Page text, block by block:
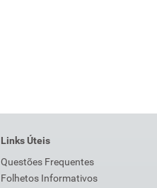
Links Úteis
Questões Frequentes
Folhetos Informativos